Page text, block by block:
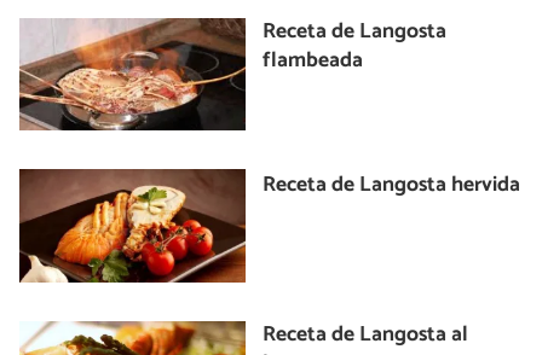
Receta de Langosta
flambeada
Receta de Langosta hervida
Receta de Langosta al